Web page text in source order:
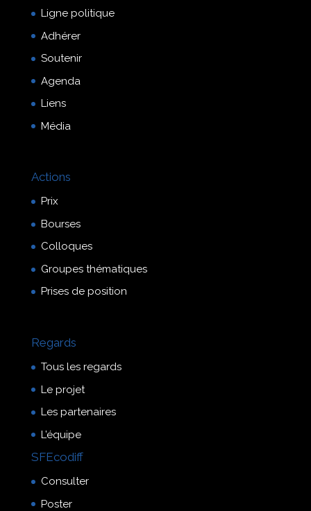
Ligne politique
Adhérer
Soutenir
Agenda
Liens
Média
Actions
Prix
Bourses
Colloques
Groupes thématiques
Prises de position
Regards
Tous les regards
Le projet
Les partenaires
L’équipe
SFEcodiff
Consulter
Poster